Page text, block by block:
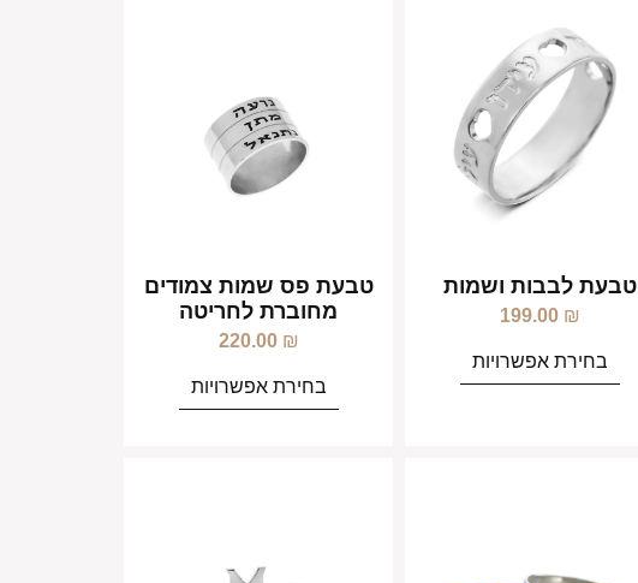
טבעת לבבות ושמות
199.00 ₪
בחירת אפשרויות
טבעת פס שמות צמודים
מחוברת לחריטה
220.00 ₪
בחירת אפשרויות